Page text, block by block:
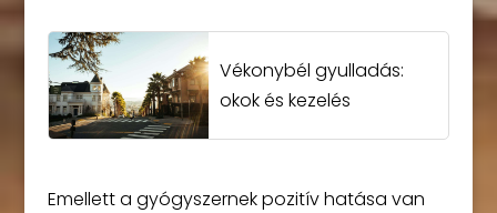
Vékonybél gyulladás:
okok és kezelés
Emellett a gyógyszernek pozitív hatása van